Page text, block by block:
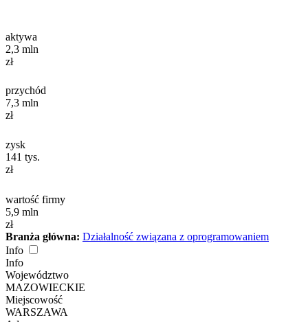
aktywa
2,3 mln
zł
przychód
7,3 mln
zł
zysk
141 tys.
zł
wartość firmy
5,9 mln
zł
Branża główna: Działalność związana z oprogramowaniem
Info
Info
Województwo
MAZOWIECKIE
Miejscowość
WARSZAWA